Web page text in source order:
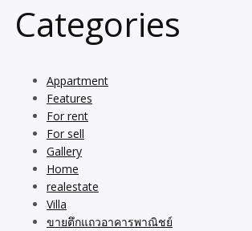
Categories
Appartment
Features
For rent
For sell
Gallery
Home
realestate
Villa
ขายตึกแถวอาคารพาณิชย์